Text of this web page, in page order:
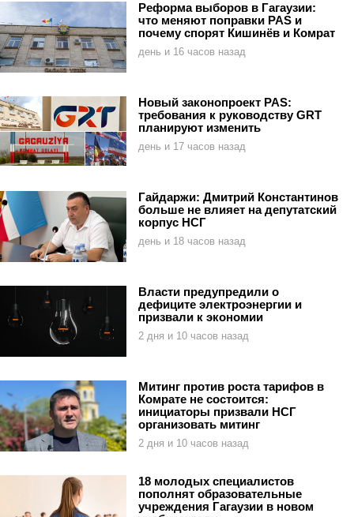
Реформа выборов в Гагаузии:
что меняют поправки PAS и
почему спорят Кишинёв и Комрат
день и 16 часов назад
Новый законопроект PAS:
требования к руководству GRT
планируют изменить
день и 17 часов назад
Гайдаржи: Дмитрий Константинов
больше не влияет на депутатский
корпус НСГ
день и 18 часов назад
Власти предупредили о
дефиците электроэнергии и
призвали к экономии
2 дня и 10 часов назад
Митинг против роста тарифов в
Комрате не состоится:
инициаторы призвали НСГ
организовать митинг
2 дня и 10 часов назад
18 молодых специалистов
пополнят образовательные
учреждения Гагаузии в новом